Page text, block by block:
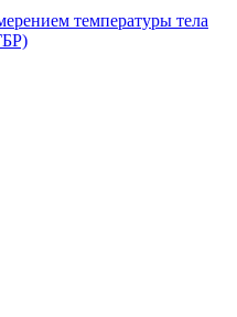
температуры тела